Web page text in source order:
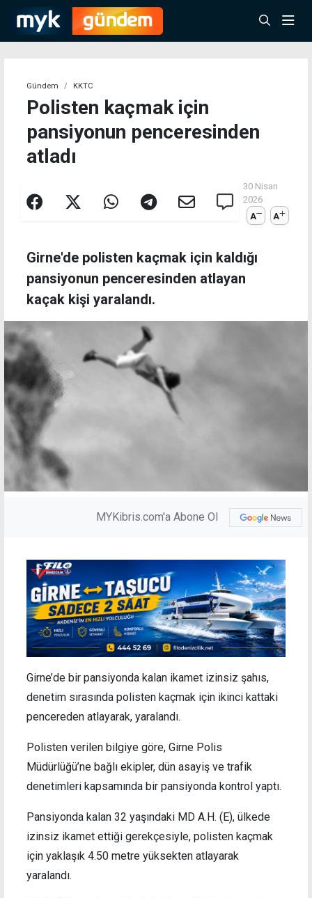
Gündem KKTC
Polisten kaçmak için
pansiyonun penceresinden
atladı
30 Nisan
2026
A
A
Girne'de polisten kaçmak için kaldığı
pansiyonun penceresinden atlayan
kaçak kişi yaralandı.
MYKibris.com'a Abone Ol
Girne’de bir pansiyonda kalan ikamet izinsiz şahıs,
denetim sırasında polisten kaçmak için ikinci kattaki
pencereden atlayarak, yaralandı.
Polisten verilen bilgiye göre, Girne Polis
Müdürlüğü’ne bağlı ekipler, dün asayiş ve trafik
denetimleri kapsamında bir pansiyonda kontrol yaptı.
Pansiyonda kalan 32 yaşındaki MD A.H. (E), ülkede
izinsiz ikamet ettiği gerekçesiyle, polisten kaçmak
için yaklaşık 4.50 metre yüksekten atlayarak
yaralandı.